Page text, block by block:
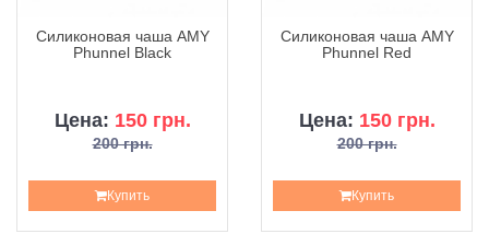
Силиконовая чаша AMY
Phunnel Black
Цена: 150 грн.
200 грн.
Купить
Силиконовая чаша AMY
Phunnel Red
Цена: 150 грн.
200 грн.
Купить